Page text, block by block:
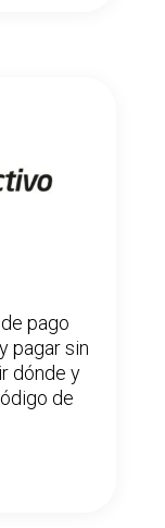
pago
pagar sin
dónde y
de